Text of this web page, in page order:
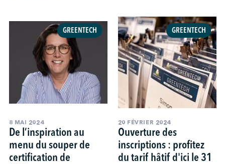
GREENTECH
8 MAI 2024
De l’inspiration au
menu du souper de
certification de
GREENTECH
20 FÉVRIER 2024
Ouverture des
inscriptions : profitez
du tarif hâtif d'ici le 31